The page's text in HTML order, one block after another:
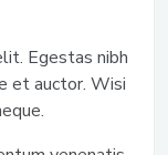
Egestas nibh
et auctor. Wisi